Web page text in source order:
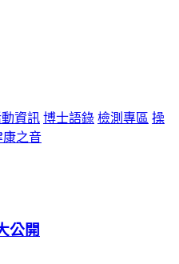
資訊 博士語錄 檢測專區 操
康之音
公開